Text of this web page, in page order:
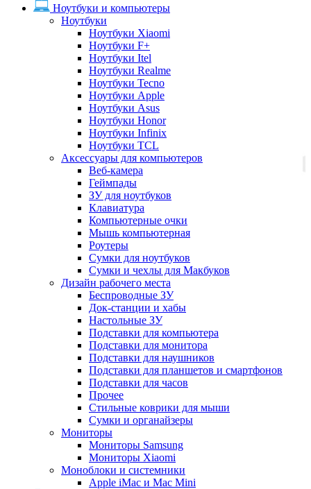
Ноутбуки и компьютеры
Ноутбуки
Ноутбуки Xiaomi
Ноутбуки F+
Ноутбуки Itel
Ноутбуки Realme
Ноутбуки Tecno
Ноутбуки Apple
Ноутбуки Asus
Ноутбуки Honor
Ноутбуки Infinix
Ноутбуки TCL
Аксессуары для компьютеров
Веб-камера
Геймпады
ЗУ для ноутбуков
Клавиатура
Компьютерные очки
Мышь компьютерная
Роутеры
Сумки для ноутбуков
Сумки и чехлы для Макбуков
Дизайн рабочего места
Беспроводные ЗУ
Док-станции и хабы
Настольные ЗУ
Подставки для компьютера
Подставки для монитора
Подставки для наушников
Подставки для планшетов и смартфонов
Подставки для часов
Прочее
Стильные коврики для мыши
Сумки и органайзеры
Мониторы
Мониторы Samsung
Мониторы Xiaomi
Моноблоки и системники
Apple iMac и Mac Mini